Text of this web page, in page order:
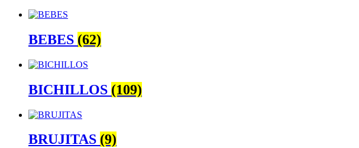
BEBES (62)
BICHILLOS (109)
BRUJITAS (9)